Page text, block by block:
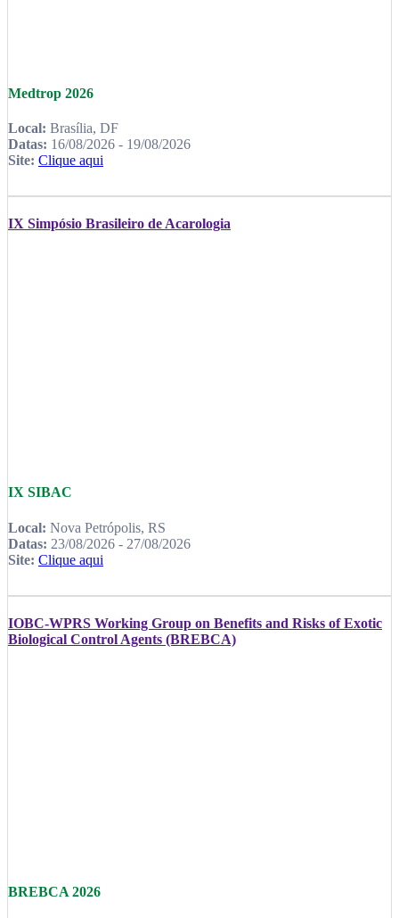
Medtrop 2026
Local: Brasília, DF
Datas: 16/08/2026 - 19/08/2026
Site: Clique aqui
IX Simpósio Brasileiro de Acarologia
IX SIBAC
Local: Nova Petrópolis, RS
Datas: 23/08/2026 - 27/08/2026
Site: Clique aqui
IOBC-WPRS Working Group on Benefits and Risks of Exotic
Biological Control Agents (BREBCA)
BREBCA 2026